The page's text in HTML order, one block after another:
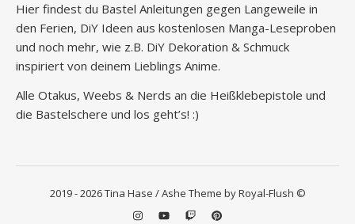
Hier findest du Bastel Anleitungen gegen Langeweile in
den Ferien, DiY Ideen aus kostenlosen Manga-Leseproben
und noch mehr, wie z.B. DiY Dekoration & Schmuck
inspiriert von deinem Lieblings Anime.
Alle Otakus, Weebs & Nerds an die Heißklebepistole und
die Bastelschere und los geht’s! :)
2019 - 2026 Tina Hase / Ashe Theme by Royal-Flush ©